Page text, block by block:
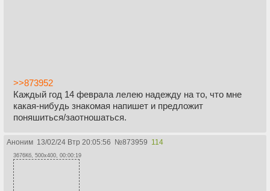
>>873952
Каждый год 14 феврала лелею надежду на то, что мне
какая-нибудь знакомая напишет и предложит
поняшиться/заотношаться.
Аноним 13/02/24 Втр 20:05:56 №873959 114
3676Кб, 500x400, 00:00:19